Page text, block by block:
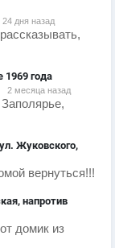
24 дня назад
1969 года
2 месяца назад
Жуковского,
вернуться!!!
напротив
домик из